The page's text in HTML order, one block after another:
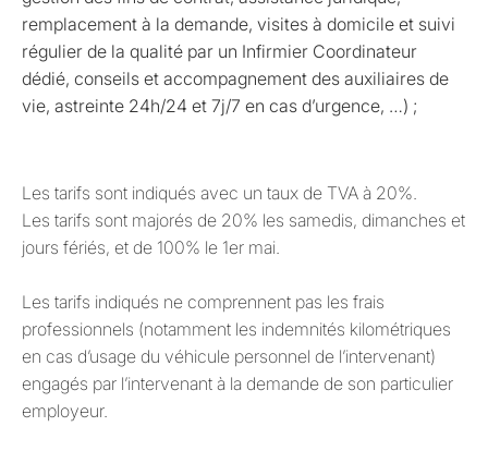
remplacement à la demande, visites à domicile et suivi
régulier de la qualité par un Infirmier Coordinateur
dédié, conseils et accompagnement des auxiliaires de
vie, astreinte 24h/24 et 7j/7 en cas d’urgence, …) ;
Les tarifs sont indiqués avec un taux de TVA à 20%.
Les tarifs sont majorés de 20% les samedis, dimanches et
jours fériés, et de 100% le 1er mai.
Les tarifs indiqués ne comprennent pas les frais
professionnels (notamment les indemnités kilométriques
en cas d’usage du véhicule personnel de l’intervenant)
engagés par l’intervenant à la demande de son particulier
employeur.